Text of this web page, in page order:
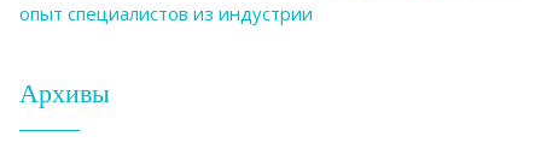
опыт специалистов из индустрии
Архивы